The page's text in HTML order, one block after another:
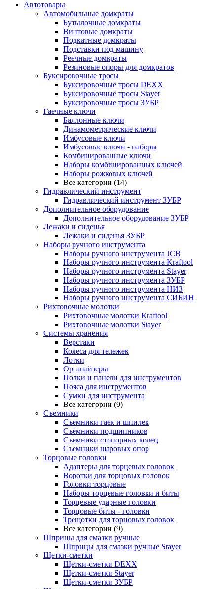
Автотовары
Автомобильные домкраты
Бутылочные домкраты
Винтовые домкраты
Подкатные домкраты
Подставки под машину
Реечные домкраты
Резиновые опоры для домкратов
Буксировочные тросы
Буксировочные тросы DEXX
Буксировочные тросы Stayer
Буксировочные тросы ЗУБР
Гаечные ключи
Баллонные ключи
Динамометрические ключи
Имбусовые ключи
Имбусовые ключи - наборы
Комбинированные ключи
Наборы комбинированных ключей
Наборы рожковых ключей
Все категории (14)
Гидравлический инструмент
Гидравлический инструмент ЗУБР
Дополнительное оборудование
Дополнительное оборудование ЗУБР
Лежаки и сиденья
Лежаки и сиденья ЗУБР
Наборы ручного инструмента
Наборы ручного инструмента JCB
Наборы ручного инструмента Kraftool
Наборы ручного инструмента Stayer
Наборы ручного инструмента ЗУБР
Наборы ручного инструмента НИЗ
Наборы ручного инструмента СИБИН
Рихтовочные молотки
Рихтовочные молотки Kraftool
Рихтовочные молотки Stayer
Системы хранения
Верстаки
Колеса для тележек
Лотки
Органайзеры
Полки и панели для инструментов
Пояса для инструментов
Сумки для инструмента
Все категории (9)
Съемники
Съемники гаек и шпилек
Съёмники подшипников
Съемники стопорных колец
Съемники шаровых опор
Торцовые головки
Адаптеры для торцевых головок
Воротки для торцовых головок
Головки торцовые
Наборы торцевые головки и биты
Торцевые ударные головки
Торцовые биты - головки
Трещотки для торцовых головок
Все категории (9)
Шприцы для смазки ручные
Шприцы для смазки ручные Stayer
Щетки-сметки
Щетки-сметки DEXX
Щетки-сметки Stayer
Щетки-сметки ЗУБР